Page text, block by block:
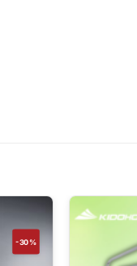
-30%